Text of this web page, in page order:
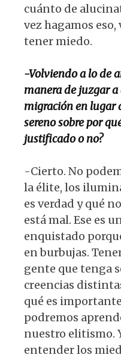
cuánto de
vez hagamos eso,
tener miedo.
-Volviendo a lo de
manera de juzgar
migración en lugar
sereno sobre por
justificado o no?
-Cierto. No
la élite, los
es verdad y qué
está mal. Ese es
enquistado
en burbujas.
gente que tenga
creencias
qué es
podremos
nuestro elitismo.
entender los